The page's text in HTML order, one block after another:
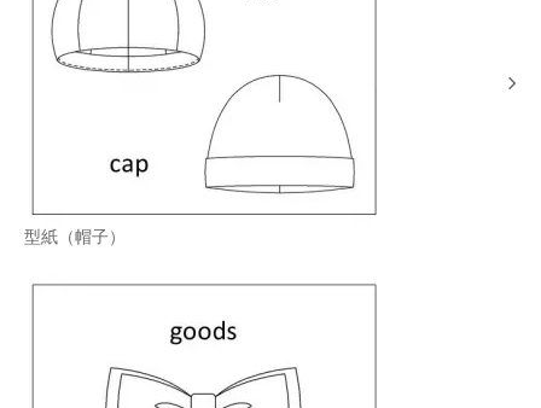
型紙（帽子）